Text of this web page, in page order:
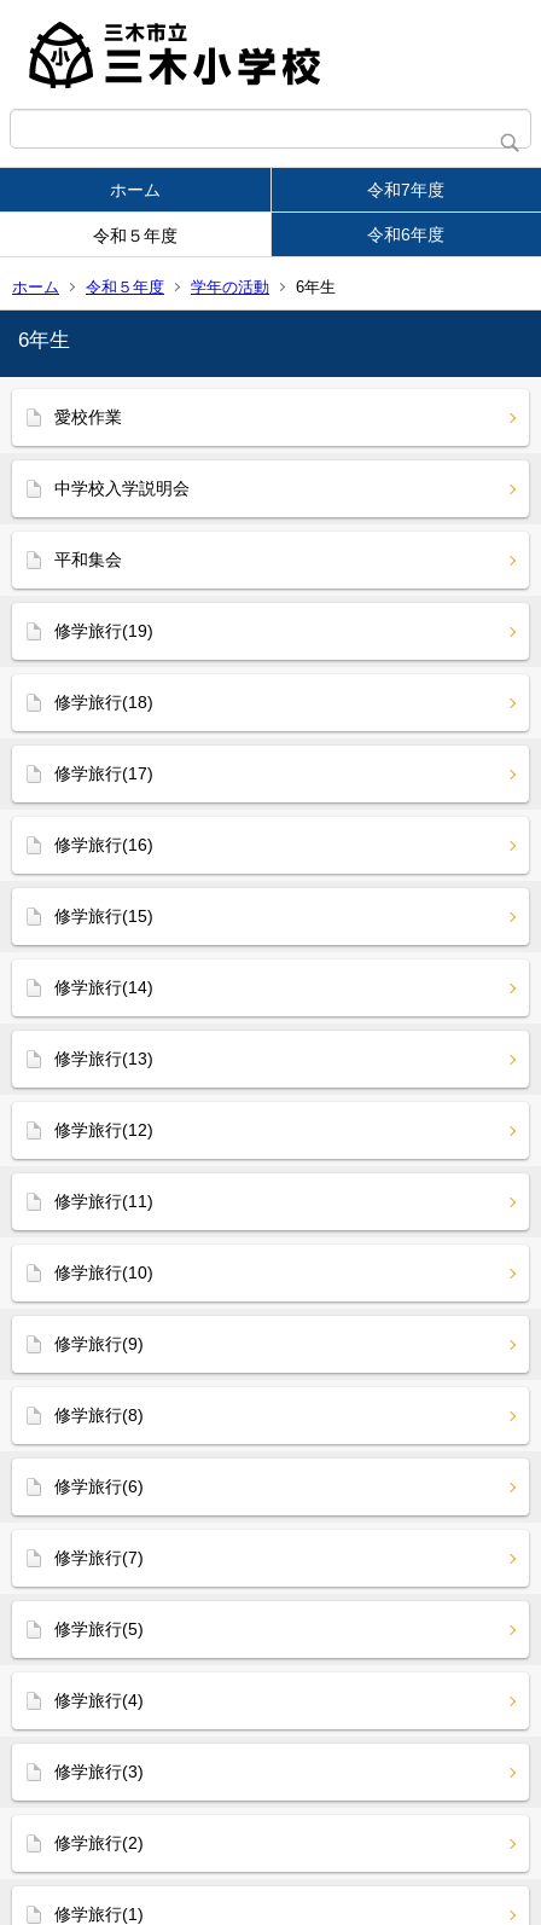
ホーム 令和7年度
令和５年度 令和6年度
ホーム 令和５年度 学年の活動 6年生
6年生
愛校作業
中学校入学説明会
平和集会
修学旅行(19)
修学旅行(18)
修学旅行(17)
修学旅行(16)
修学旅行(15)
修学旅行(14)
修学旅行(13)
修学旅行(12)
修学旅行(11)
修学旅行(10)
修学旅行(9)
修学旅行(8)
修学旅行(6)
修学旅行(7)
修学旅行(5)
修学旅行(4)
修学旅行(3)
修学旅行(2)
修学旅行(1)